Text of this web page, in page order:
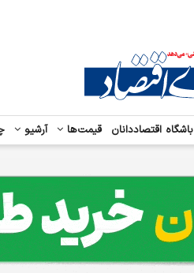
باشگاه اقتصاددانان قیمت‌ها آرشیو